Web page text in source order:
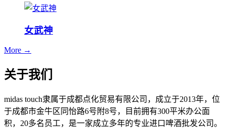
女武神
More →
关于我们
midas touch隶属于成都点化贸易有限公司，成立于2013年，位
于成都市金牛区同怡路6号附8号，目前拥有300平米办公面
积，20多名员工，是一家成立多年的专业进口啤酒批发公司。